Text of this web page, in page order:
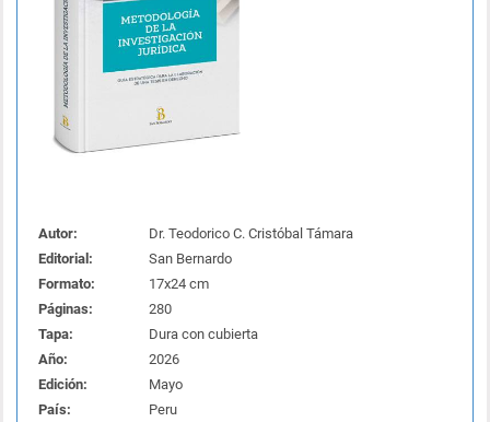
Autor:
Dr. Teodorico C. Cristóbal Támara
Editorial:
San Bernardo
Formato:
17x24 cm
Páginas:
280
Tapa:
Dura con cubierta
Año:
2026
Edición:
Mayo
País:
Peru